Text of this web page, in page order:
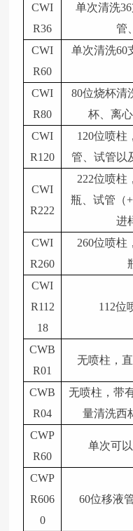
CWI
R36
单次清洗
管
CWI
R60
单次清洗60
CWI
R80
80位烧杯清
杯、离
CWI
R120
120位喷柱
管、试管以
CWI
R222
222位喷柱
瓶、试管（
进
CWI
R260
260位喷柱
CWI
R112
18
112位
CWB
R01
无喷柱，
CWB
R04
无喷柱，带
量清洗西
CWP
R60
单次可
CWP
R606
0
60位移液